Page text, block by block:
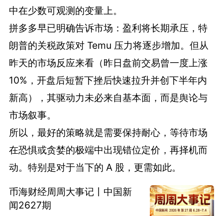
中在少数可观测的变量上。
拼多多早已明确告诉市场：盈利将长期承压，特
朗普的关税政策对 Temu 压力将逐步增加。但从
昨天的市场反应来看（昨日盘前交易曾一度上涨
10%，开盘后短暂下挫后快速拉升并创下半年内
新高），其驱动力未必来自基本面，而是舆论与
市场叙事。
所以，最好的策略就是需要保持耐心，等待市场
在恐惧或贪婪的极端中出现错位定价，再择机而
动。特别是对于当下的 A 股，更需如此。
币海财经周周大事记丨中国新
闻2627期